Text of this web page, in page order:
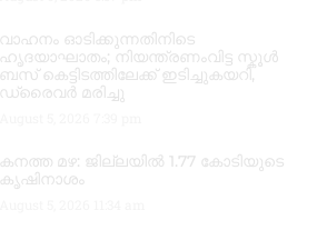
വാഹനം ഓടിക്കുന്നതിനിടെ
ഹൃദയാഘാതം; നിയന്ത്രണംവിട്ട സ്കൂൾ
ബസ് കെട്ടിടത്തിലേക്ക് ഇടിച്ചുകയറി,
ഡ്രൈവർ മരിച്ചു
കനത്ത മഴ: ജില്ലയിൽ 1.77 കോടിയുടെ
കൃഷിനാശം